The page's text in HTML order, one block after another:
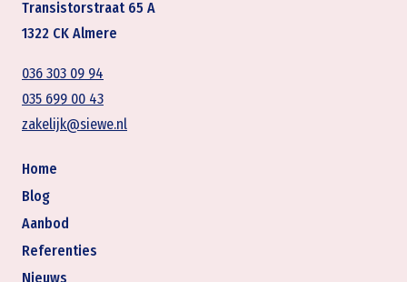
Transistorstraat 65 A
1322 CK Almere
036 303 09 94
035 699 00 43
zakelijk@siewe.nl
Home
Blog
Aanbod
Referenties
Nieuws